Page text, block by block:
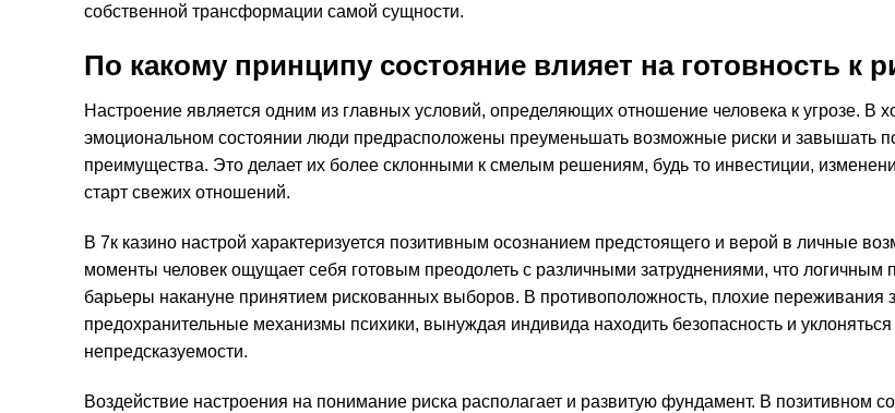
собственной трансформации самой сущности.
По какому принципу состояние влияет на готовность к
Настроение является одним из главных условий, определяющих отношение человека к угрозе. В
эмоциональном состоянии люди предрасположены преуменьшать возможные риски и завышать
преимущества. Это делает их более склонными к смелым решениям, будь то инвестиции,
старт свежих отношений.
В 7к казино настрой характеризуется позитивным осознанием предстоящего и верой в личные
моменты человек ощущает себя готовым преодолеть с различными затруднениями, что логичным
барьеры накануне принятием рискованных выборов. В противоположность, плохие переживания
предохранительные механизмы психики, вынуждая индивида находить безопасность и уклоняться
непредсказуемости.
Воздействие настроения на понимание риска располагает и развитую фундамент. В позитивном